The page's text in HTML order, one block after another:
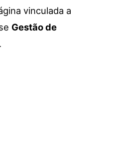
vinculada a
Gestão de